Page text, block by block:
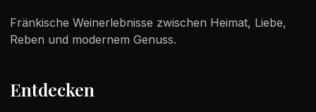
Fränkische Weinerlebnisse zwischen Heimat, Liebe,
Reben und modernem Genuss.
Entdecken